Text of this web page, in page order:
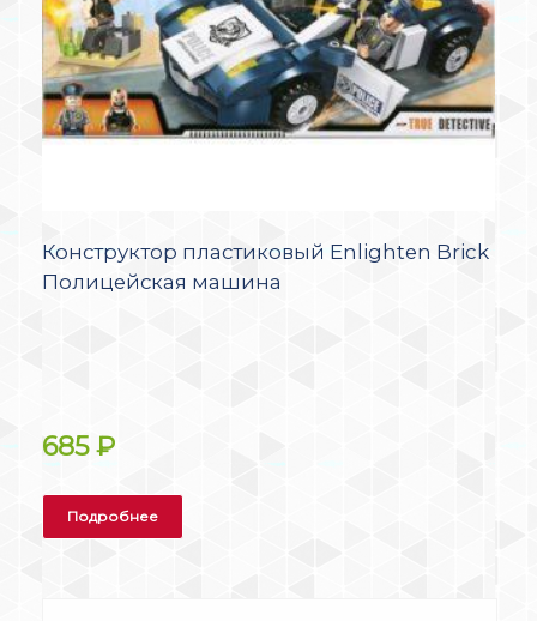
Конструктор пластиковый Enlighten Brick
Полицейская машина
685₽
Подробнее